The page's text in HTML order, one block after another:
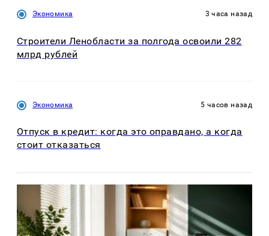
Экономика 3 часа назад
Строители Ленобласти за полгода освоили 282
млрд рублей
Экономика 5 часов назад
Отпуск в кредит: когда это оправдано, а когда
стоит отказаться